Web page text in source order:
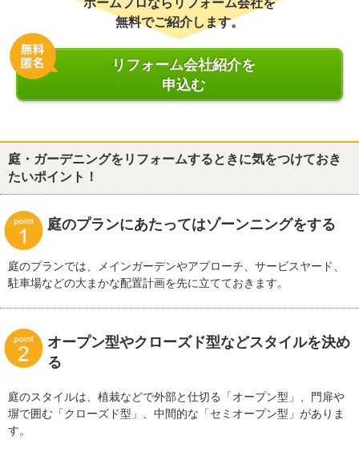
無料でご紹介します。
リフォーム会社紹介を
申込む
庭・ガーデニングをリフォームするときに気をつけておき
たいポイント！
庭のプランにあたってはゾーンニングをする
庭のプランでは、メインガーデンやアプローチ、サービスヤード、
駐車場などの大まかな配置計画を先に立てておきます。
オープン型やクローズド型などスタイルを決め
る
庭のスタイルは、植栽などで外部と仕切る「オープン型」、門扉や
塀で囲む「クローズド型」、中間的な「セミオープン型」がありま
す。